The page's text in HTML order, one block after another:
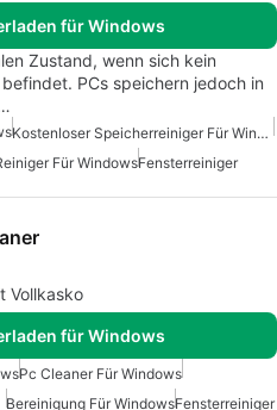
für Windows
Zustand, wenn sich kein
PCs speichern jedoch in
Kostenloser Speicherreiniger Für Windows
Für WindowsFensterreiniger
Vollkasko
für Windows
Pc Cleaner Für Windows
Bereinigung Für WindowsFensterreiniger